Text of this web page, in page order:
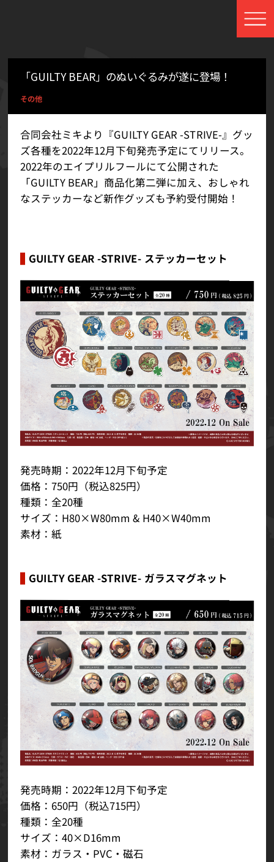
「GUILTY BEAR」のぬいぐるみが遂に登場！
その他
合同会社ミキより『GUILTY GEAR -STRIVE-』グッ
ズ各種を2022年12月下旬発売予定にてリリース。
2022年のエイプリルフールにて公開された
「GUILTY BEAR」商品化第二弾に加え、おしゃれ
なステッカーなど新作グッズも予約受付開始！
GUILTY GEAR -STRIVE- ステッカーセット
発売時期：2022年12月下旬予定
価格：750円（税込825円）
種類：全20種
サイズ：H80×W80mm & H40×W40mm
素材：紙
GUILTY GEAR -STRIVE- ガラスマグネット
発売時期：2022年12月下旬予定
価格：650円（税込715円）
種類：全20種
サイズ：40×D16mm
素材：ガラス・PVC・磁石